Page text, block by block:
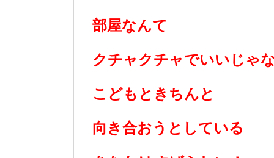
部屋なんて
クチャクチャでいいじゃな
こどもときちんと
向き合おうとしている